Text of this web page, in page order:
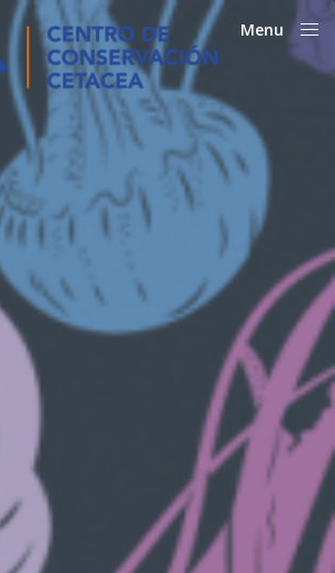
Menu